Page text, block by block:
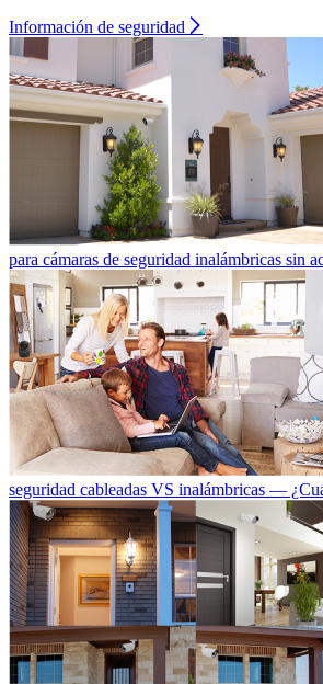
Información de seguridad
para cámaras de seguridad inalámbricas sin
seguridad cableadas VS inalámbricas —